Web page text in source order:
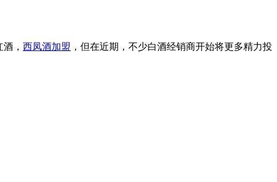
， 西凤酒加盟 ，但在近期，不少白酒经销商开始将更多精力投